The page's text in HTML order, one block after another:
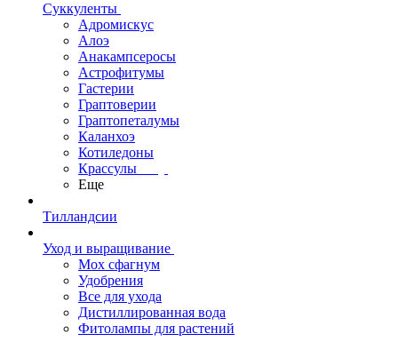
Суккуленты
Адромискус
Алоэ
Анакампсеросы
Астрофитумы
Гастерии
Граптоверии
Граптопеталумы
Каланхоэ
Котиледоны
Крассулы
Еще
Тилландсии
Уход и выращивание
Мох сфагнум
Удобрения
Все для ухода
Дистиллированная вода
Фитолампы для растений